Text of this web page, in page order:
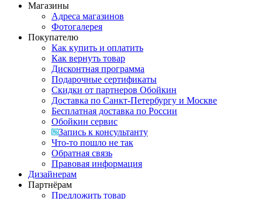
Магазины
Адреса магазинов
Фотогалерея
Покупателю
Как купить и оплатить
Как вернуть товар
Дисконтная программа
Подарочные сертификаты
Скидки от партнеров Обойкин
Доставка по Санкт-Петербургу и Москве
Бесплатная доставка по России
Обойкин сервис
Запись к консультанту
Что-то пошло не так
Обратная связь
Правовая информация
Дизайнерам
Партнёрам
Предложить товар